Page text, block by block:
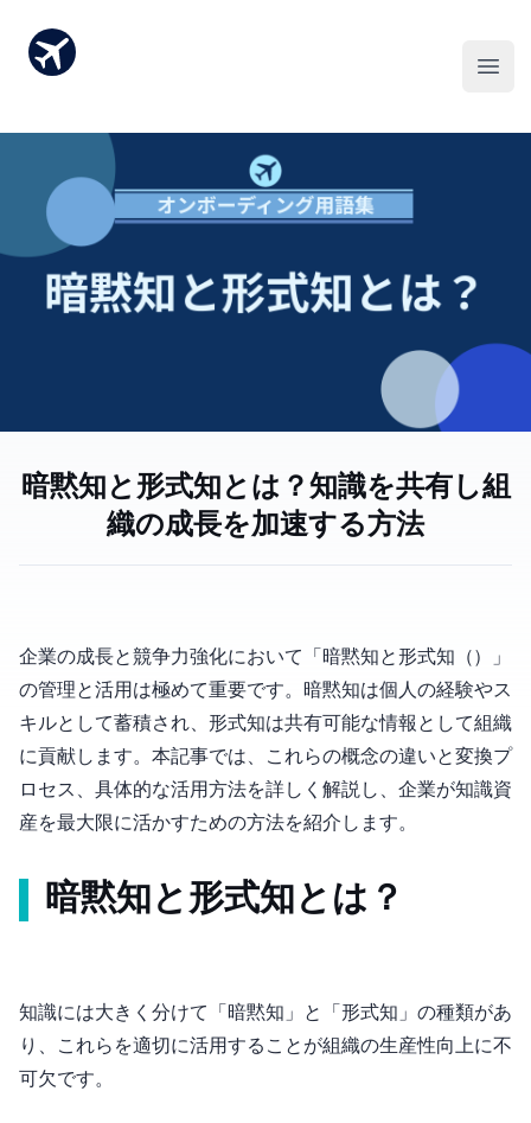
暗黙知と形式知とは？知識を共有し組
織の成長を加速する方法
企業の成長と競争力強化において「暗黙知と形式知（Tacit & Explicit Knowledge）」
の管理と活用は極めて重要です。暗黙知は個人の経験やス
キルとして蓄積され、形式知は共有可能な情報として組織
に貢献します。本記事では、これらの概念の違いと変換プ
ロセス、具体的な活用方法を詳しく解説し、企業が知識資
産を最大限に活かすための方法を紹介します。
暗黙知と形式知とは？
知識には大きく分けて「暗黙知」と「形式知」の2種類があ
り、これらを適切に活用することが組織の生産性向上に不
可欠です。